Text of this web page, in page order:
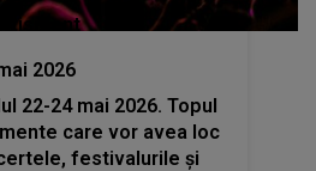
2026
22-24 mai 2026. Topul
care vor avea loc
festivalurile și